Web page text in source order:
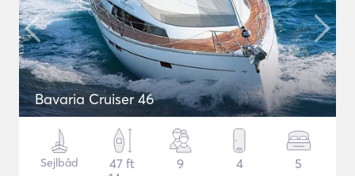
Bavaria Cruiser 46
Sejlbåd
47 ft
9 4 5